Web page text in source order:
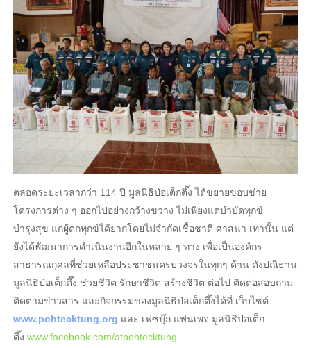
ตลอดระยะเวลากว่า 114 ปี มูลนิธิป่อเต็กตึ๊ง ได้ขยายขอบข่าย
โครงการต่าง ๆ ออกไปอย่างกว้างขวาง ไม่เพียงแต่บำบัดทุกข์
บำรุงสุข แก่ผู้ตกทุกข์ได้ยากโดยไม่จำกัดเชื้อชาติ ศาสนา เท่านั้น แต่
ยังได้พัฒนาการดำเนินงานอีกในหลาย ๆ ทาง เพื่อเป็นองค์กร
สาธารณกุศลที่ช่วยเหลือประชาชนครบวงจรในทุกๆ ด้าน ดังปณิธาน
มูลนิธิป่อเต็กตึ๊ง ช่วยชีวิต รักษาชีวิต สร้างชีวิต ต่อไป ติดต่อสอบถาม
ติดตามข่าวสาร และกิจกรรมของมูลนิธิป่อเต็กตึ๊งได้ที่ เว็บไซต์
www.pohtecktung.org และ เฟซบุ๊ก แฟนเพจ มูลนิธิป่อเต็ก
ตึ๊ง www.facebook.com/atpohtecktung